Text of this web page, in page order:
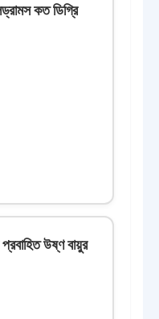
কত ডিগ্রি
উষ্ণ বায়ুর